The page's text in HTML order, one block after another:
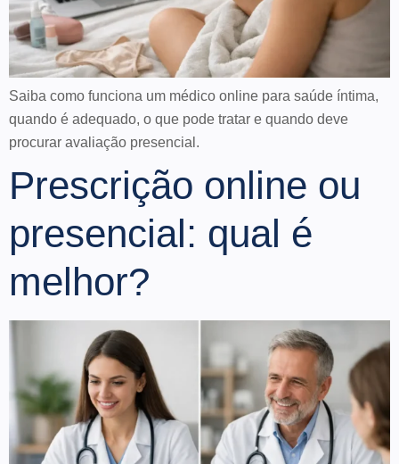
Saiba como funciona um médico online para saúde íntima,
quando é adequado, o que pode tratar e quando deve
procurar avaliação presencial.
Prescrição online ou
presencial: qual é
melhor?